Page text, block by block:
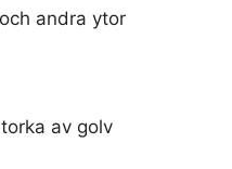
andra ytor
av golv